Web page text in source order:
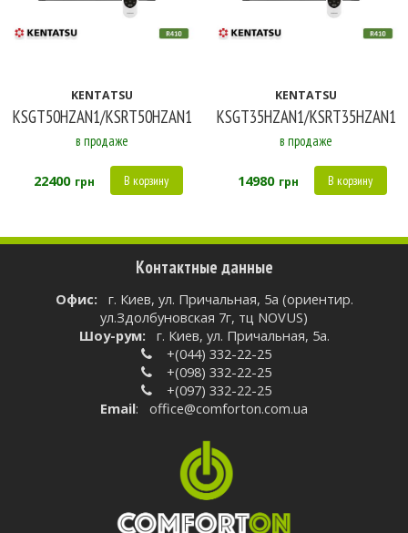
KENTATSU
KSGT50HZAN1/KSRT50HZAN1
в продаже
22400 грн В корзину
KENTATSU
KSGT35HZAN1/KSRT35HZAN1
в продаже
14980 грн В корзину
Контактные данные
Oфис:
г. Киев, ул. Причальная, 5а (ориентир.
ул.Здолбуновская 7г, тц NOVUS)
Шоу-рум:
г. Киев, ул. Причальная, 5а.
+(044) 332-22-25
+(098) 332-22-25
+(097) 332-22-25
Email: office@comforton.com.ua